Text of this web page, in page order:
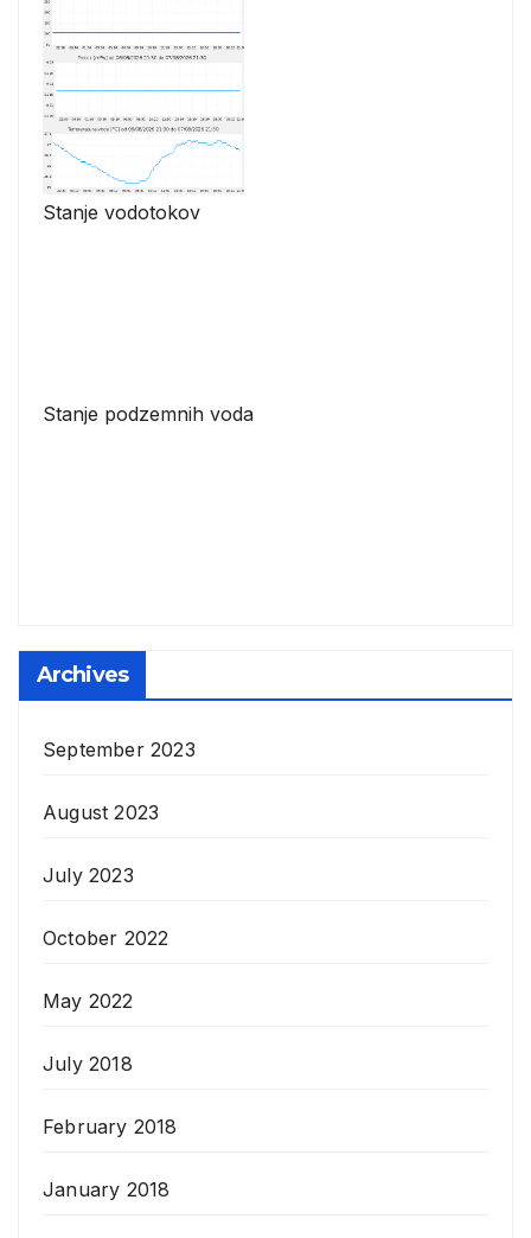
Stanje vodotokov
Stanje podzemnih voda
Archives
September 2023
August 2023
July 2023
October 2022
May 2022
July 2018
February 2018
January 2018